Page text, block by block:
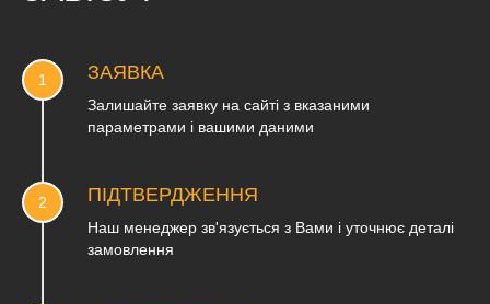
ЗАЯВКА
Залишайте заявку на сайті з вказаними
параметрами і вашими даними
ПІДТВЕРДЖЕННЯ
Наш менеджер зв'язується з Вами і уточнює деталі
замовлення